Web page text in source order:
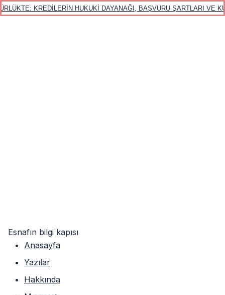
HUKUKİ DAYANAĞI, BAŞVURU ŞARTLARI VE KULLANIM
Esnafın bilgi kapısı
Anasayfa
Yazılar
Hakkında